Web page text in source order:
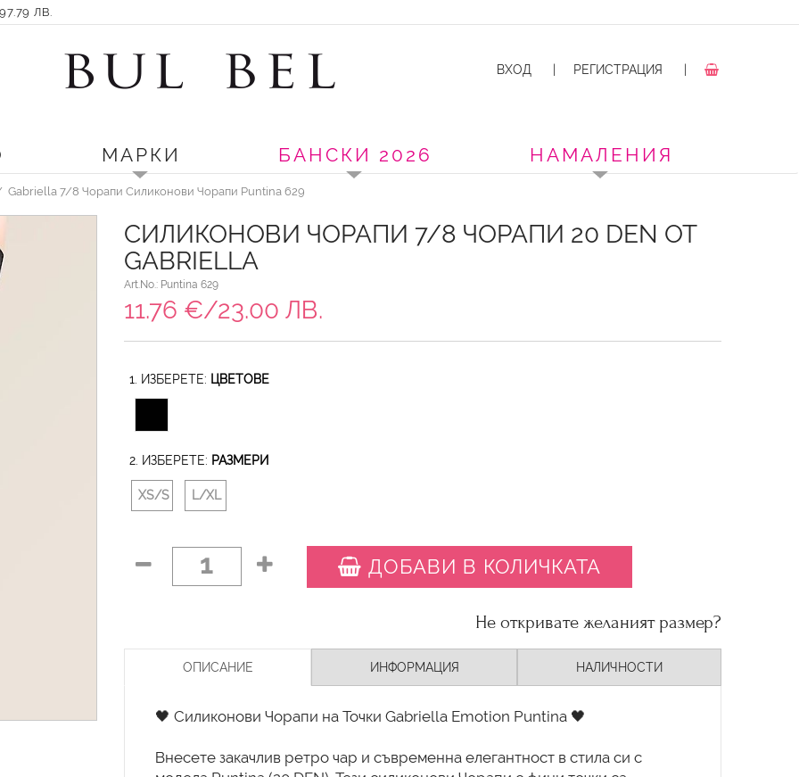
ЛВ.
ВХОД РЕГИСТРАЦИЯ
МАРКИ БАНСКИ 2026 НАМАЛЕНИЯ
Gabriella 7/8 Чорапи Силиконови Чорапи Puntina 629
СИЛИКОНОВИ ЧОРАПИ 7/8 ЧОРАПИ 20 DEN ОТ
GABRIELLA
Art.No.: Puntina 629
11.76 €/23.00 ЛВ.
1. ИЗБЕРЕТЕ: ЦВЕТОВЕ
2. ИЗБЕРЕТЕ: РАЗМЕРИ
XS/S L/XL
1 ДОБАВИ В КОЛИЧКАТА
Не откривате желаният размер?
ОПИСАНИЕ ИНФОРМАЦИЯ НАЛИЧНОСТИ
🖤 Силиконови Чорапи на Точки Gabriella Emotion Puntina 🖤
Внесете закачлив ретро чар и съвременна елегантност в стила си с